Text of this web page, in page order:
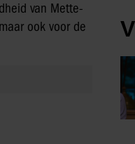
van Mette-
ook voor de